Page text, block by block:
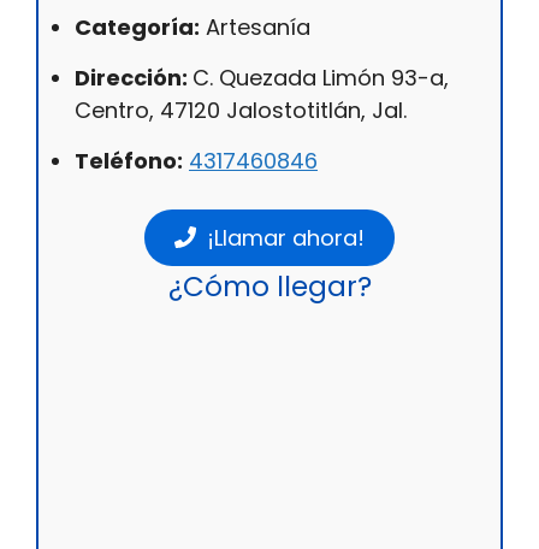
Categoría: Artesanía
Dirección: C. Quezada Limón 93-a,
Centro, 47120 Jalostotitlán, Jal.
Teléfono: 4317460846
¡Llamar ahora!
¿Cómo llegar?